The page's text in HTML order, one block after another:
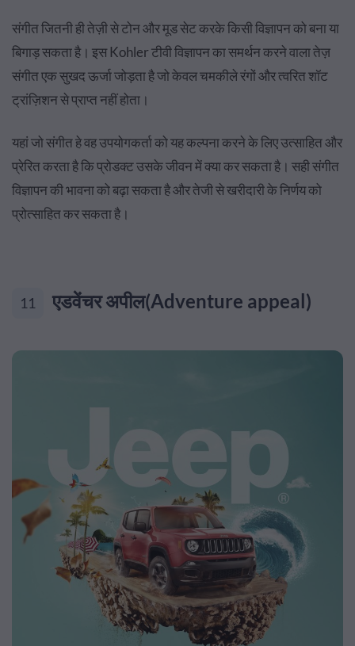
संगीत जितनी ही तेज़ी से टोन और मूड सेट करके किसी विज्ञापन को बना या
बिगाड़ सकता है। इस Kohler टीवी विज्ञापन का समर्थन करने वाला तेज़
संगीत एक सुखद ऊर्जा जोड़ता है जो केवल चमकीले रंगों और त्वरित शॉट
ट्रांज़िशन से प्राप्त नहीं होता।
यहां जो संगीत हे वह उपयोगकर्ता को यह कल्पना करने के लिए उत्साहित और
प्रेरित करता है कि प्रोडक्ट उसके जीवन में क्या कर सकता है। सही संगीत
विज्ञापन की भावना को बढ़ा सकता है और तेजी से खरीदारी के निर्णय को
प्रोत्साहित कर सकता है।
11 एडवेंचर अपील(Adventure appeal)